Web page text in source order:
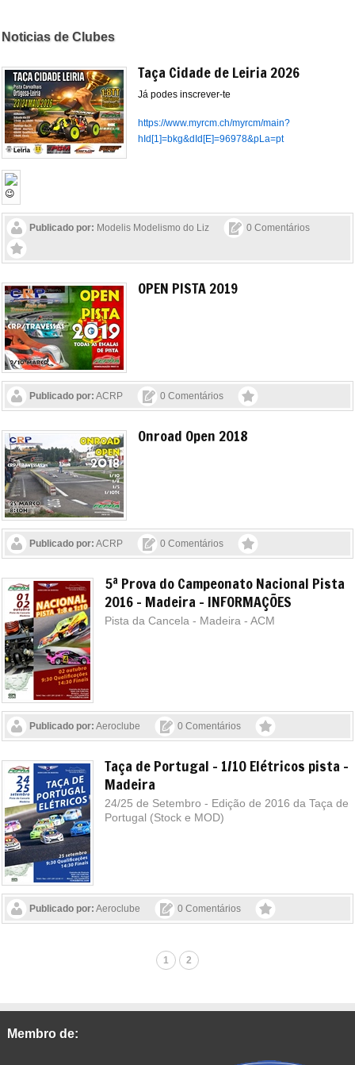
Noticias de Clubes
Taça Cidade de Leiria 2026
Já podes inscrever-te
https://www.myrcm.ch/myrcm/main?
hId[1]=bkg&dId[E]=96978&pLa=pt
Publicado por: Modelis Modelismo do Liz 0 Comentários
OPEN PISTA 2019
Publicado por: ACRP 0 Comentários
Onroad Open 2018
Publicado por: ACRP 0 Comentários
5ª Prova do Campeonato Nacional Pista
2016 - Madeira - INFORMAÇÕES
Pista da Cancela - Madeira - ACM
Publicado por: Aeroclube 0 Comentários
Taça de Portugal - 1/10 Elétricos pista -
Madeira
24/25 de Setembro - Edição de 2016 da Taça de
Portugal (Stock e MOD)
Publicado por: Aeroclube 0 Comentários
1 2
Membro de: